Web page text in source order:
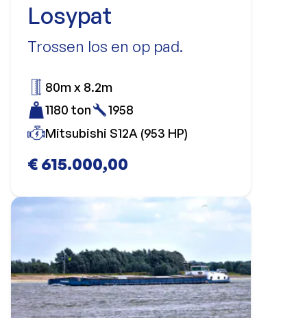
Losypat
Trossen los en op pad.
€ 615.000,00
80m x 8.2m
1180 ton
1958
Mitsubishi S12A (953 HP)